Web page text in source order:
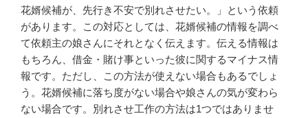
花婿候補が、先行き不安で別れさせたい。」という依頼
があります。この対応としては、花婿候補の情報を調べ
て依頼主の娘さんにそれとなく伝えます。伝える情報は
もちろん、借金・賭け事といった彼に関するマイナス情
報です。ただし、この方法が使えない場合もあるでしょ
う。花婿候補に落ち度がない場合や娘さんの気が変わら
ない場合です。別れさせ工作の方法は1つではありませ